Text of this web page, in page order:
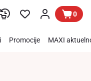
0
Promocije MAXI